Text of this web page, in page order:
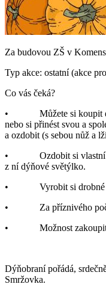
Za budovou ZŠ v
Typ akce: ostatní (akce
Co vás čeká?
• Můžete si koupit
nebo si přinést svou a
a ozdobit (s sebou nůž a
• Ozdobit si vlastní
z ní dýňové světýlko.
• Vyrobit si drobné
• Za příznivého
• Možnost zakoupit
Dýňobraní pořádá,
Smržovka.